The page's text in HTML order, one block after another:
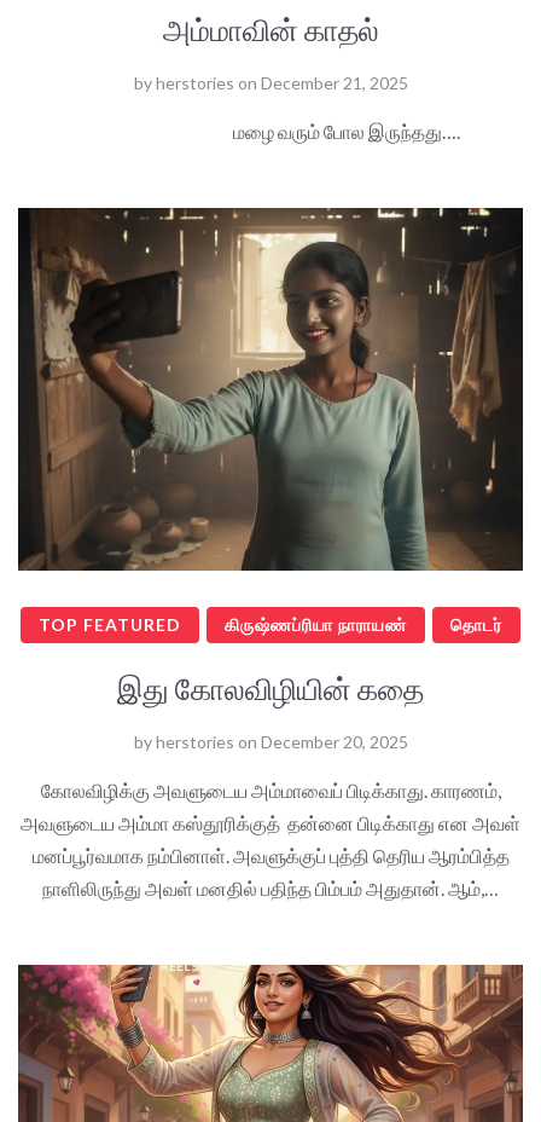
அம்மாவின் காதல்
byherstories on December 21, 2025
மழை வரும் போல இருந்தது….
TOP FEATURED கிருஷ்ணப்ரியா நாராயண் தொடர்
இது கோலவிழியின் கதை
byherstories on December 20, 2025
கோலவிழிக்கு அவளுடைய அம்மாவைப் பிடிக்காது. காரணம்,
அவளுடைய அம்மா கஸ்தூரிக்குத் தன்னை பிடிக்காது என அவள்
மனப்பூர்வமாக நம்பினாள். அவளுக்குப் புத்தி தெரிய ஆரம்பித்த
நாளிலிருந்து அவள் மனதில் பதிந்த பிம்பம் அதுதான். ஆம்,…